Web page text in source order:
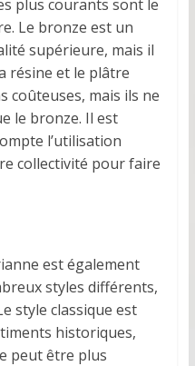
plus courants sont le
Le bronze est un
supérieure, mais il
résine et le plâtre
coûteuses, mais ils ne
le bronze. Il est
l’utilisation
collectivité pour faire
est également
styles différents,
style classique est
historiques,
peut être plus